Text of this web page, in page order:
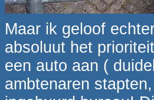
Maar ik geloof
absoluut het
een auto aan (
ambtenaren